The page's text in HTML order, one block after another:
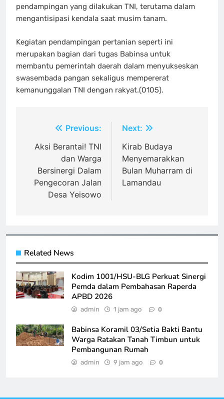
pendampingan yang dilakukan TNI, terutama dalam
mengantisipasi kendala saat musim tanam.
Kegiatan pendampingan pertanian seperti ini
merupakan bagian dari tugas Babinsa untuk
membantu pemerintah daerah dalam menyukseskan
swasembada pangan sekaligus mempererat
kemanunggalan TNI dengan rakyat.(0105).
Navigasi
pos
Previous:
Aksi Berantai! TNI
dan Warga
Bersinergi Dalam
Pengecoran Jalan
Desa Yeisowo
Next:
Kirab Budaya
Menyemarakkan
Bulan Muharram di
Lamandau
Related News
Kodim 1001/HSU-BLG Perkuat Sinergi
Pemda dalam Pembahasan Raperda
APBD 2026
admin 1 jam ago 0
Babinsa Koramil 03/Setia Bakti Bantu
Warga Ratakan Tanah Timbun untuk
Pembangunan Rumah
admin 9 jam ago 0